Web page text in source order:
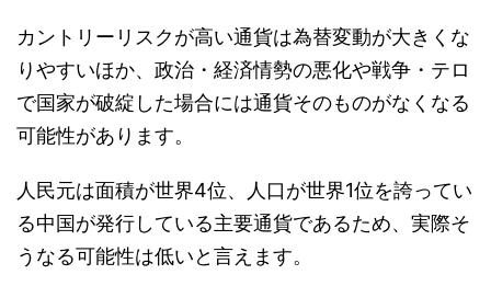
カントリーリスクが高い通貨は為替変動が大きくな
りやすいほか、政治・経済情勢の悪化や戦争・テロ
で国家が破綻した場合には通貨そのものがなくなる
可能性があります。
人民元は面積が世界4位、人口が世界1位を誇ってい
る中国が発行している主要通貨であるため、実際そ
うなる可能性は低いと言えます。